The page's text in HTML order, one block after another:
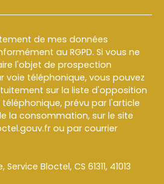
de mes données
au RGPD. Si vous ne
l'objet de prospection
voie téléphonique, vous pouvez
sur la liste d'opposition
prévu par l'article
la consommation, sur le site
ou par courrier
Bloctel, CS 61311, 41013